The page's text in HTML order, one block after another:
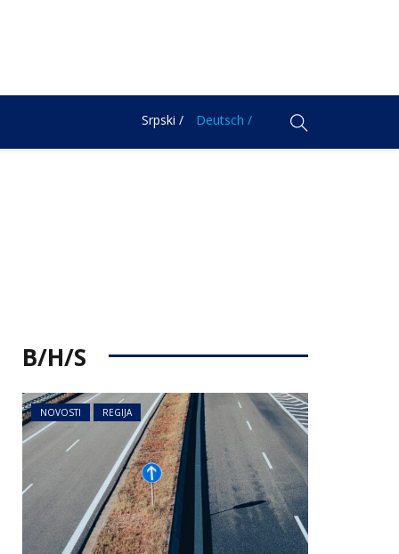
Srpski / Deutsch /
B/H/S
NOVOSTI REGIJA